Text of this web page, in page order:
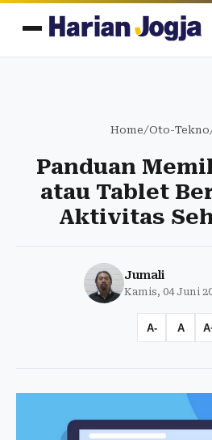
Home/Oto-Tekno
Panduan
atau Tablet
Aktivitas
Jumali
Kamis, 04 Juni
A- A